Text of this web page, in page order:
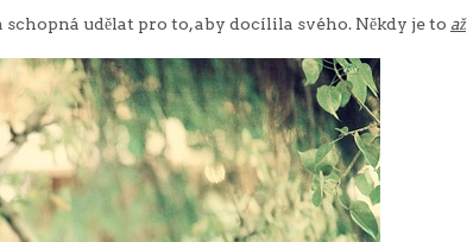
schopná udělat pro to, aby docílila svého. Někdy je to až